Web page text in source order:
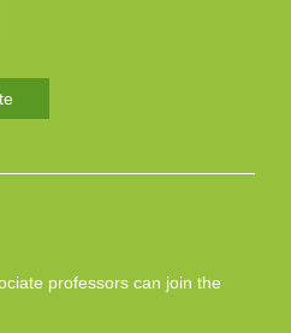
professors can join the